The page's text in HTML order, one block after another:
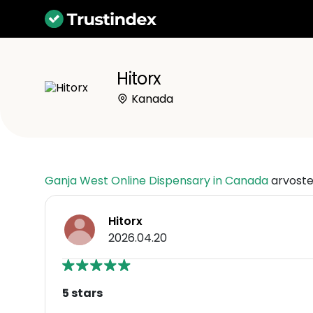
Hitorx
Kanada
Ganja West Online Dispensary in Canada
Hitorx
2026.04.20
5 stars